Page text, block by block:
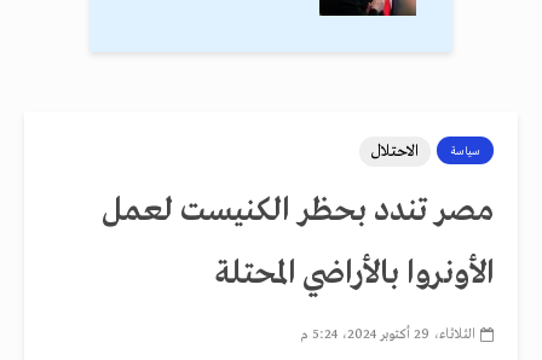
سياسة الاحتلال
مصر تندد بحظر الكنيست لعمل
الأونروا بالأراضي المحتلة
الثلاثاء، 29 أكتوبر 2024، 5:24 م